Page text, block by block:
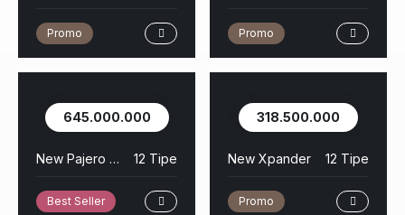
Promo Promo
645.000.000
New Pajero Sport 12 Tipe
Best Seller
318.500.000
New Xpander 12 Tipe
Promo